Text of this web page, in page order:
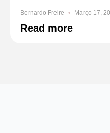
Bernardo Freire Março 17,
Read more